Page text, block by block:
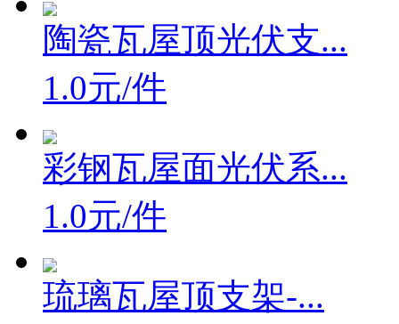
陶瓷瓦屋顶光伏支...
1.0元/件
彩钢瓦屋面光伏系...
1.0元/件
琉璃瓦屋顶支架-...